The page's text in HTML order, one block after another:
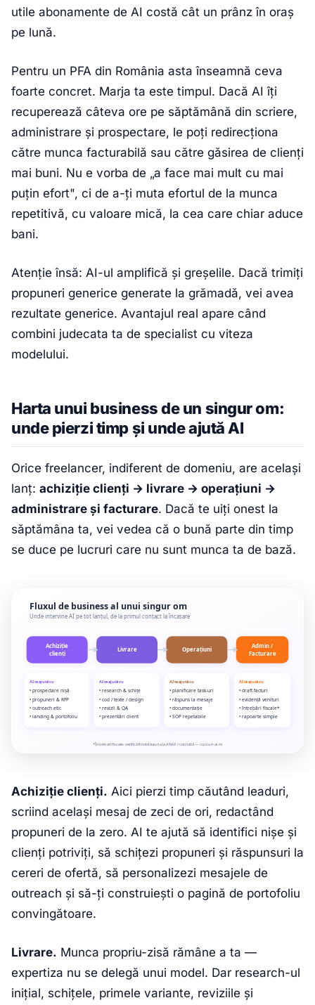
utile abonamente de AI costă cât un prânz în oraș
pe lună.
Pentru un PFA din România asta înseamnă ceva
foarte concret. Marja ta este timpul. Dacă AI îți
recuperează câteva ore pe săptămână din scriere,
administrare și prospectare, le poți redirecționa
către munca facturabilă sau către găsirea de clienți
mai buni. Nu e vorba de „a face mai mult cu mai
puțin efort", ci de a-ți muta efortul de la munca
repetitivă, cu valoare mică, la cea care chiar aduce
bani.
Atenție însă: AI-ul amplifică și greșelile. Dacă trimiți
propuneri generice generate la grămadă, vei avea
rezultate generice. Avantajul real apare când
combini judecata ta de specialist cu viteza
modelului.
Harta unui business de un singur om:
unde pierzi timp și unde ajută AI
Orice freelancer, indiferent de domeniu, are același
lanț: achiziție clienți → livrare → operațiuni →
administrare și facturare. Dacă te uiți onest la
săptămâna ta, vei vedea că o bună parte din timp
se duce pe lucruri care nu sunt munca ta de bază.
Achiziție clienți. Aici pierzi timp căutând leaduri,
scriind același mesaj de zeci de ori, redactând
propuneri de la zero. AI te ajută să identifici nișe și
clienți potriviți, să schițezi propuneri și răspunsuri la
cereri de ofertă, să personalizezi mesajele de
outreach și să-ți construiești o pagină de portofoliu
convingătoare.
Livrare. Munca propriu-zisă rămâne a ta —
expertiza nu se delegă unui model. Dar research-ul
inițial, schițele, primele variante, reviziile și